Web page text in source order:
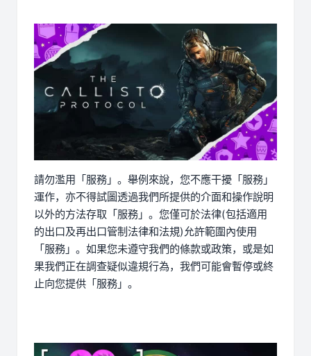
請勿濫用「服務」。舉例來說，您不應干擾「服務」
運作，亦不得試圖透過我們所提供的介面和操作說明
以外的方法存取「服務」。您僅可於法律(包括適用
的出口及再出口管制法律和法規)允許範圍內使用
「服務」。如果您未遵守我們的條款或政策，或是如
果我們正在調查疑似違規行為，我們可能會暫停或終
止向您提供「服務」。